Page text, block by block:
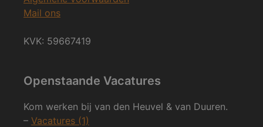
Mail ons
KVK: 59667419
Openstaande Vacatures
Kom werken bij van den Heuvel & van Duuren.
– Vacatures (1)